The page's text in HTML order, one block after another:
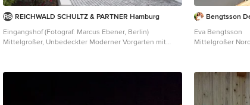
REICHWALD SCHULTZ & PARTNER Hamburg
Eingangshof (Fotograf: Marcus Ebener, Berlin)
Mittelgroßer, Unbedeckter Moderner Vorgarten mit
Bengtsson
Eva Bengtsson
Mittelgroßer